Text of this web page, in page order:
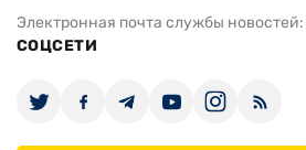
Электронная почта службы новостей:
СОЦСЕТИ